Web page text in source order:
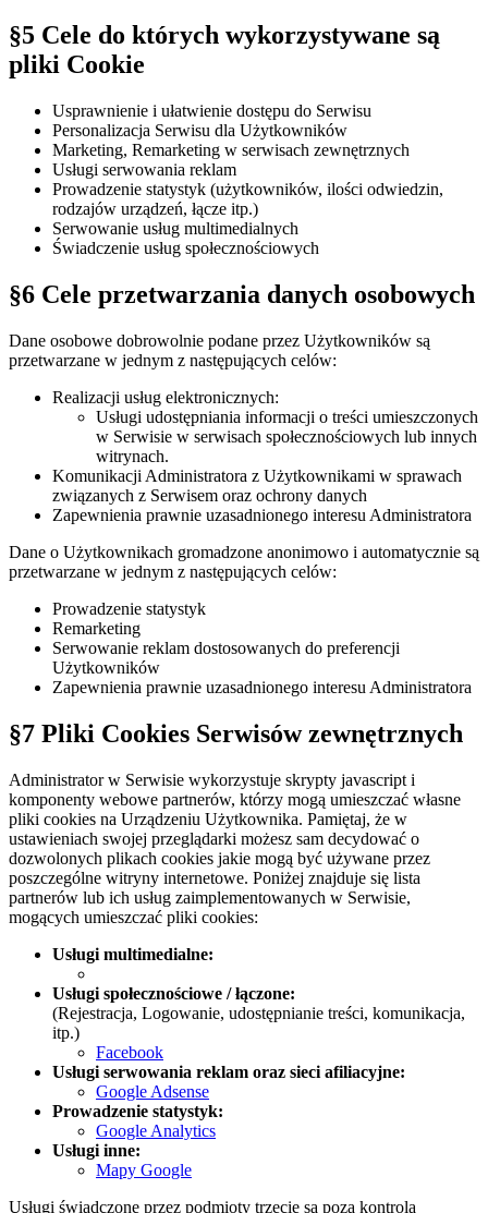
§5 Cele do których wykorzystywane są
pliki Cookie
Usprawnienie i ułatwienie dostępu do Serwisu
Personalizacja Serwisu dla Użytkowników
Marketing, Remarketing w serwisach zewnętrznych
Usługi serwowania reklam
Prowadzenie statystyk (użytkowników, ilości odwiedzin,
rodzajów urządzeń, łącze itp.)
Serwowanie usług multimedialnych
Świadczenie usług społecznościowych
§6 Cele przetwarzania danych osobowych
Dane osobowe dobrowolnie podane przez Użytkowników są
przetwarzane w jednym z następujących celów:
Realizacji usług elektronicznych:
Usługi udostępniania informacji o treści umieszczonych
w Serwisie w serwisach społecznościowych lub innych
witrynach.
Komunikacji Administratora z Użytkownikami w sprawach
związanych z Serwisem oraz ochrony danych
Zapewnienia prawnie uzasadnionego interesu Administratora
Dane o Użytkownikach gromadzone anonimowo i automatycznie są
przetwarzane w jednym z następujących celów:
Prowadzenie statystyk
Remarketing
Serwowanie reklam dostosowanych do preferencji
Użytkowników
Zapewnienia prawnie uzasadnionego interesu Administratora
§7 Pliki Cookies Serwisów zewnętrznych
Administrator w Serwisie wykorzystuje skrypty javascript i
komponenty webowe partnerów, którzy mogą umieszczać własne
pliki cookies na Urządzeniu Użytkownika. Pamiętaj, że w
ustawieniach swojej przeglądarki możesz sam decydować o
dozwolonych plikach cookies jakie mogą być używane przez
poszczególne witryny internetowe. Poniżej znajduje się lista
partnerów lub ich usług zaimplementowanych w Serwisie,
mogących umieszczać pliki cookies:
Usługi multimedialne:
Usługi społecznościowe / łączone:
(Rejestracja, Logowanie, udostępnianie treści, komunikacja,
itp.)
Facebook
Usługi serwowania reklam oraz sieci afiliacyjne:
Google Adsense
Prowadzenie statystyk:
Google Analytics
Usługi inne:
Mapy Google
Usługi świadczone przez podmioty trzecie są poza kontrolą